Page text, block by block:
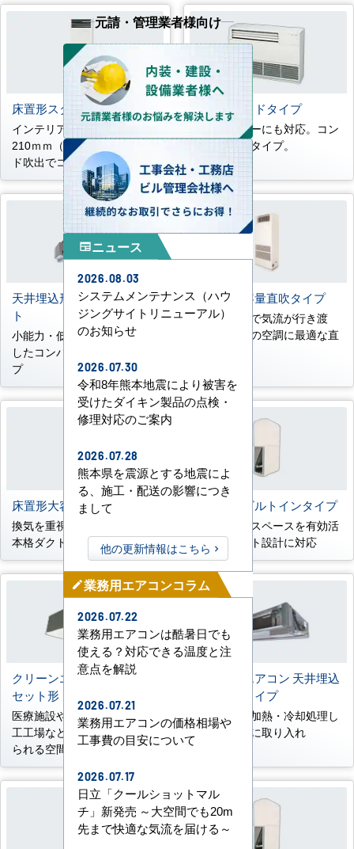
床置形スタンドタイプ
インテリアフィットの奥行き
210ｍｍ（P45～P80） ワイ
ド吹出でコーナー設置も可能
床置形サイドタイプ
ペリメーターにも対応。コン
パクト露出タイプ。
天井埋込形コンパクトダク
ト
小能力・低騒音ニーズに対応
したコンパクトなダクトタイ
プ
床置形大容量直吹タイプ
約30m先まで気流が行き渡
る、大空間の空調に最適な直
床置形大容量ダクトタイプ
換気を重視する大空間向けの
本格ダクト設計に対応
床置形壁ビルトインタイプ
壁内の柱間スペースを有効活
用し、ダクト設計に対応
クリーンエリア用天井カ
セット形
医療施設や研究施設、食品加
工工場などの高い空室が求め
られる空間に
外気処理エアコン 天井埋込
形ダクトタイプ
新鮮外気を加熱・冷却処理し
て室内空間に取り入れ
元請・管理業者様向け
newspaperニュース
2026.08.03
システムメンテナンス（ハウ
ジングサイトリニューアル）
のお知らせ
2026.07.30
令和8年熊本地震により被害を
受けたダイキン製品の点検・
修理対応のご案内
2026.07.28
熊本県を震源とする地震によ
る、施工・配送の影響につき
まして
他の更新情報はこちら
mode_edit業務用エアコンコラム
2026.07.22
業務用エアコンは酷暑日でも
使える？対応できる温度と注
意点を解説
2026.07.21
業務用エアコンの価格相場や
工事費の目安について
2026.07.17
日立「クールショットマル
チ」新発売 ～大空間でも20m
先まで快適な気流を届ける～